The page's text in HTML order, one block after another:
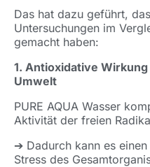
Das hat dazu geführt,
Untersuchungen im
gemacht haben:
1. Antioxidative
Umwelt
PURE AQUA Wasser
Aktivität der freien
➔ Dadurch kann es
Stress des